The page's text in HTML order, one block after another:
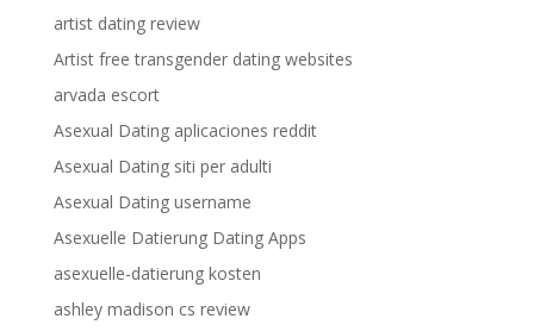
artist dating review
Artist free transgender dating websites
arvada escort
Asexual Dating aplicaciones reddit
Asexual Dating siti per adulti
Asexual Dating username
Asexuelle Datierung Dating Apps
asexuelle-datierung kosten
ashley madison cs review